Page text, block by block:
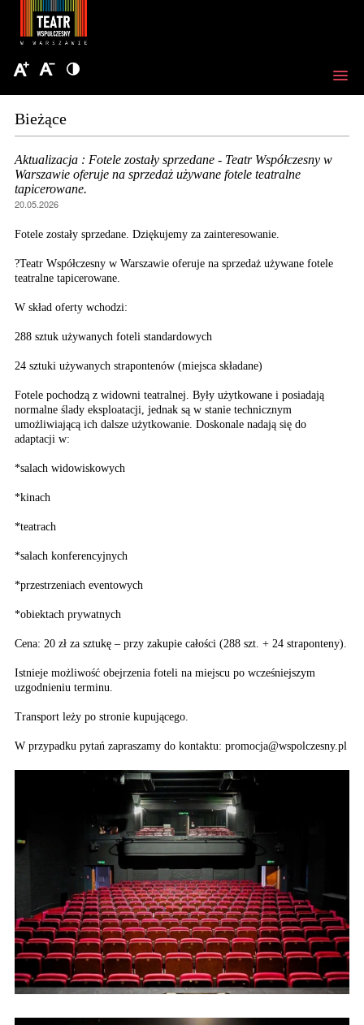
Bieżące
Aktualizacja : Fotele zostały sprzedane - Teatr Współczesny w
Warszawie oferuje na sprzedaż używane fotele teatralne
tapicerowane.
20.05.2026
Fotele zostały sprzedane. Dziękujemy za zainteresowanie.
?Teatr Współczesny w Warszawie oferuje na sprzedaż używane fotele
teatralne tapicerowane.
W skład oferty wchodzi:
288 sztuk używanych foteli standardowych
24 sztuki używanych strapontenów (miejsca składane)
Fotele pochodzą z widowni teatralnej. Były użytkowane i posiadają
normalne ślady eksploatacji, jednak są w stanie technicznym
umożliwiającą ich dalsze użytkowanie. Doskonale nadają się do
adaptacji w:
*salach widowiskowych
*kinach
*teatrach
*salach konferencyjnych
*przestrzeniach eventowych
*obiektach prywatnych
Cena: 20 zł za sztukę – przy zakupie całości (288 szt. + 24 straponteny).
Istnieje możliwość obejrzenia foteli na miejscu po wcześniejszym
uzgodnieniu terminu.
Transport leży po stronie kupującego.
W przypadku pytań zapraszamy do kontaktu: promocja@wspolczesny.pl